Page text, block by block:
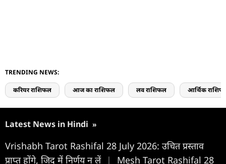
TRENDING NEWS:
करियर राशिफल आज का राशिफल लव राशिफल आर्थिक
Latest News in Hindi »
Vrishabh Tarot Rashifal 28 July 2026: उचित प्रस्ताव
प्राप्त होंगे, जिद में निर्णय न लें |
Mesh Tarot Rashifal 28